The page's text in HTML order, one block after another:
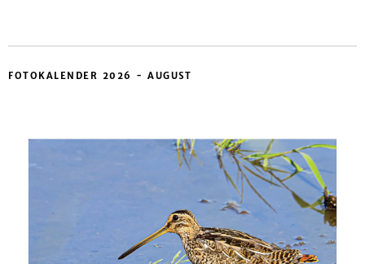
FOTOKALENDER 2026 - AUGUST